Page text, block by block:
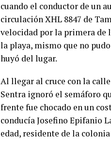
cuando el conductor de un
circulación XHL 8847 de
velocidad por la primera de
la playa, mismo que no
huyó del lugar.
Al llegar al cruce con la
Sentra ignoró el semáforo
frente fue chocado en un
conducía Josefino Epifanio
edad, residente de la